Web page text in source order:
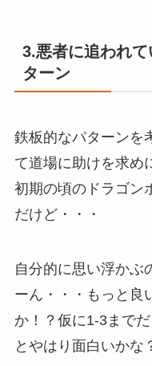
3.悪者に追われ
ターン
鉄板的なパターンを
て道場に助けを求め
初期の頃のドラゴン
だけど・・・
自分的に思い浮かぶ
ーん・・・もっと良
か！？仮に1-3まで
とやはり面白いかな